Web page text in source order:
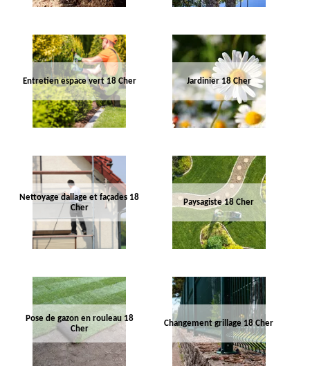
Entretien espace vert 18 Cher Jardinier 18 Cher
Nettoyage dallage et façades 18
Cher
Paysagiste 18 Cher
Pose de gazon en rouleau 18
Cher
Changement grillage 18 Cher